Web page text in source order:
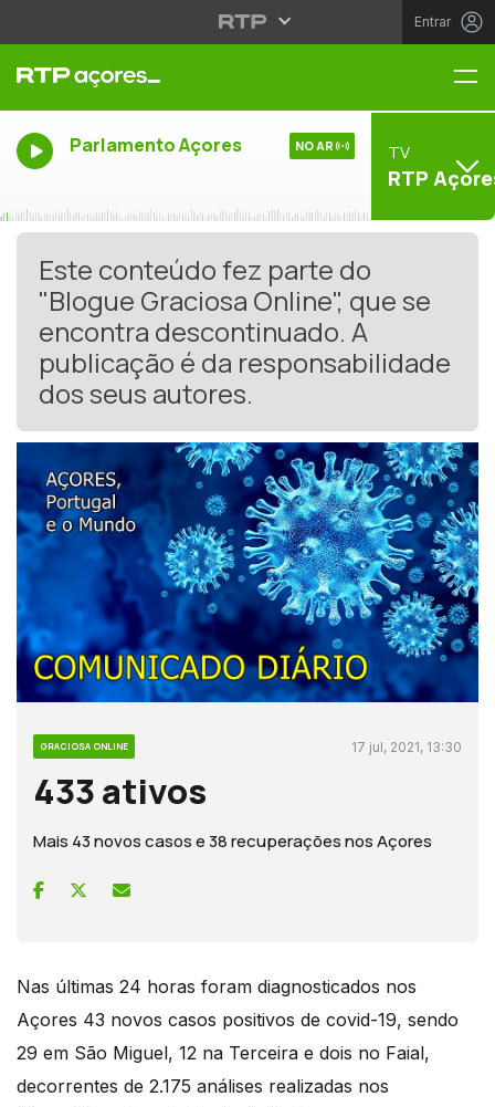
Entrar
Parlamento Açores NO AR TV
RTP
Este conteúdo fez parte do
"Blogue Graciosa Online", que se
encontra descontinuado. A
publicação é da responsabilidade
dos seus autores.
GRACIOSA ONLINE 17 jul, 2021, 13:30
433 ativos
Mais 43 novos casos e 38 recuperações nos Açores
Nas últimas 24 horas foram diagnosticados nos
Açores 43 novos casos positivos de covid-19, sendo
29 em São Miguel, 12 na Terceira e dois no Faial,
decorrentes de 2.175 análises realizadas nos